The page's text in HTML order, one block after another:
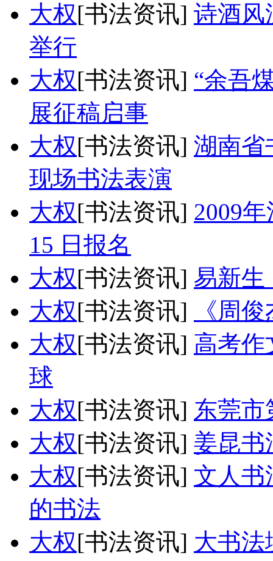
大权[书法资讯] 诗酒
举行
大权[书法资讯] “余吾
展征稿启事
大权[书法资讯] 湖南省
现场书法表演
大权[书法资讯] 2009
15 日报名
大权[书法资讯] 易新生
大权[书法资讯]
《周
大权[书法资讯] 高考作
球
大权[书法资讯] 东莞市
大权[书法资讯] 姜昆书
大权[书法资讯] 文人
的书法
大权[书法资讯] 大书